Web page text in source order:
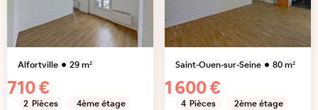
Alfortville 29m²
710 €
2 Pièces 4ème étage
Saint-Ouen-sur-Seine 80m²
1 600 €
4 Pièces 2ème étage